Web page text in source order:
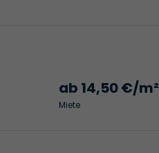
ab 14,50 €/m²
Miete